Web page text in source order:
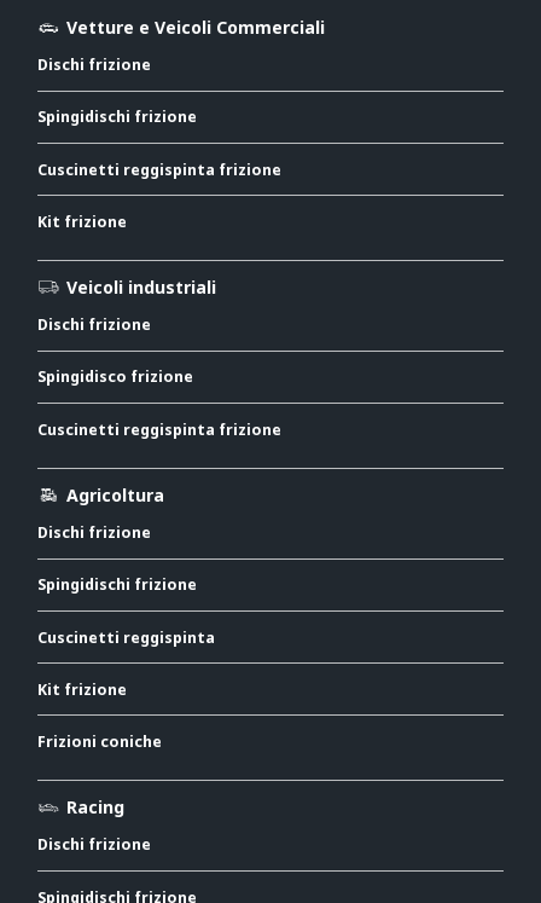
Vetture e Veicoli Commerciali
Dischi frizione
Spingidischi frizione
Cuscinetti reggispinta frizione
Kit frizione
Veicoli industriali
Dischi frizione
Spingidisco frizione
Cuscinetti reggispinta frizione
Agricoltura
Dischi frizione
Spingidischi frizione
Cuscinetti reggispinta
Kit frizione
Frizioni coniche
Racing
Dischi frizione
Spingidischi frizione